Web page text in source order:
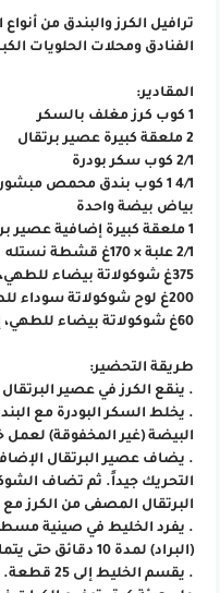
ترافيل الكرز والبندق من
الفنادق ومحلات الحلويات
المقادير:
1 كوب كرز مغلف بالسكر
2 ملعقة كبيرة عصير برتقال
2/1 كوب سكر بودرة
4/1 1 كوب بندق محمص مبشور
بياض بيضة واحدة
1 ملعقة كبيرة إضافية عصير برتقال
2/1 علبة × 170غ قشطة نستله
375غ شوكولاتة بيضاء للطهي، مذوبة
200غ لوح شوكولاتة سوداء للطهي
60غ شوكولاتة بيضاء للطهي، إضافية
طريقة التحضير:
. ينقع الكرز في عصير
. يخلط السكر البودرة مع
البيضة (غير المخفوقة)
. يضاف عصير البرتقال
التحريك جيداً. ثم تضاف
البرتقال المصفى من الكرز مع
. يفرد الخليط في صينية
(البراد) لمدة 10 دقائق حتى يتماسك
. يقسم